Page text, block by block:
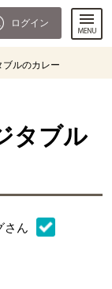
ログイン
ルのカレー
タブル
さん